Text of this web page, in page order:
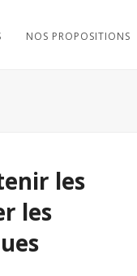
NOS PROPOSITIONS
les
les